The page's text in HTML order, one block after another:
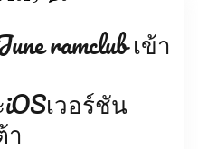
ramclub เข้า
เวอร์ชัน
า